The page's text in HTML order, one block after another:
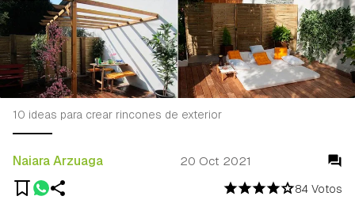
84 Votos
Naiara Arzuaga 20 Oct 2021
10 ideas para crear rincones de exterior